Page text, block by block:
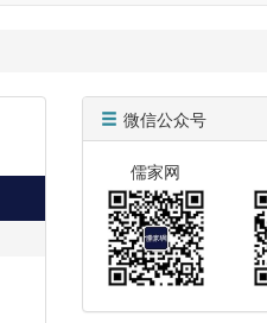
微信公众号
儒家网